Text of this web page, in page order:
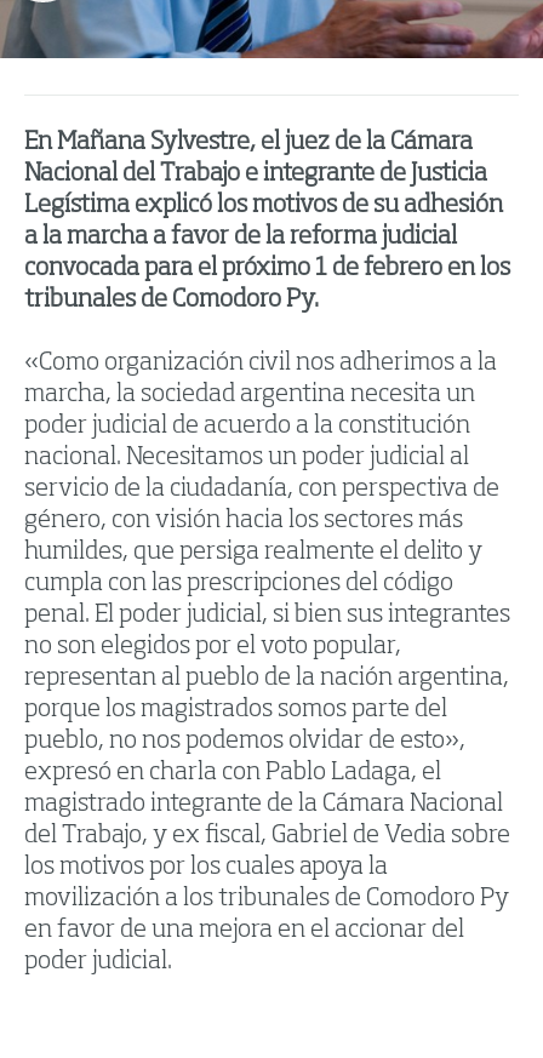
En Mañana Sylvestre, el juez de la Cámara
Nacional del Trabajo e integrante de Justicia
Legístima explicó los motivos de su adhesión
a la marcha a favor de la reforma judicial
convocada para el próximo 1 de febrero en los
tribunales de Comodoro Py.
«Como organización civil nos adherimos a la
marcha, la sociedad argentina necesita un
poder judicial de acuerdo a la constitución
nacional. Necesitamos un poder judicial al
servicio de la ciudadanía, con perspectiva de
género, con visión hacia los sectores más
humildes, que persiga realmente el delito y
cumpla con las prescripciones del código
penal. El poder judicial, si bien sus integrantes
no son elegidos por el voto popular,
representan al pueblo de la nación argentina,
porque los magistrados somos parte del
pueblo, no nos podemos olvidar de esto»,
expresó en charla con Pablo Ladaga, el
magistrado integrante de la Cámara Nacional
del Trabajo, y ex fiscal, Gabriel de Vedia sobre
los motivos por los cuales apoya la
movilización a los tribunales de Comodoro Py
en favor de una mejora en el accionar del
poder judicial.